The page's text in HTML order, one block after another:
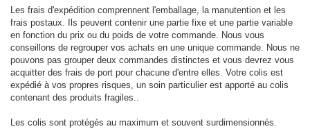
Les frais d'expédition comprennent l'emballage, la manutention et les
frais postaux. Ils peuvent contenir une partie fixe et une partie variable
en fonction du prix ou du poids de votre commande. Nous vous
conseillons de regrouper vos achats en une unique commande. Nous ne
pouvons pas grouper deux commandes distinctes et vous devrez vous
acquitter des frais de port pour chacune d'entre elles. Votre colis est
expédié à vos propres risques, un soin particulier est apporté au colis
contenant des produits fragiles..
Les colis sont protégés au maximum et souvent surdimensionnés.